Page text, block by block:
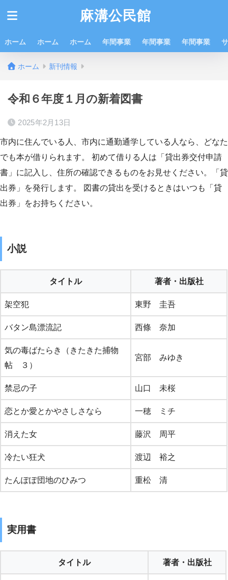
麻溝公民館
ホーム ホーム ホーム 年間事業 年間事業 年間事業
ホーム 新刊情報
令和６年度１月の新着図書
2025年2月13日
市内に住んでいる人、市内に通勤通学している人なら、どなた
でも本が借りられます。 初めて借りる人は「貸出券交付申請
書」に記入し、住所の確認できるものをお見せください。「貸
出券」を発行します。 図書の貸出を受けるときはいつも「貸
出券」をお持ちください。
小説
タイトル 著者・出版社
架空犯 東野 圭吾
バタン島漂流記 西條 奈加
気の毒ばたらき（きたきた捕物
帖 ３）
宮部 みゆき
禁忌の子 山口 未桜
恋とか愛とかやさしさなら 一穂 ミチ
消えた女 藤沢 周平
冷たい狂犬 渡辺 裕之
たんぽぽ団地のひみつ 重松 清
実用書
タイトル 著者・出版社